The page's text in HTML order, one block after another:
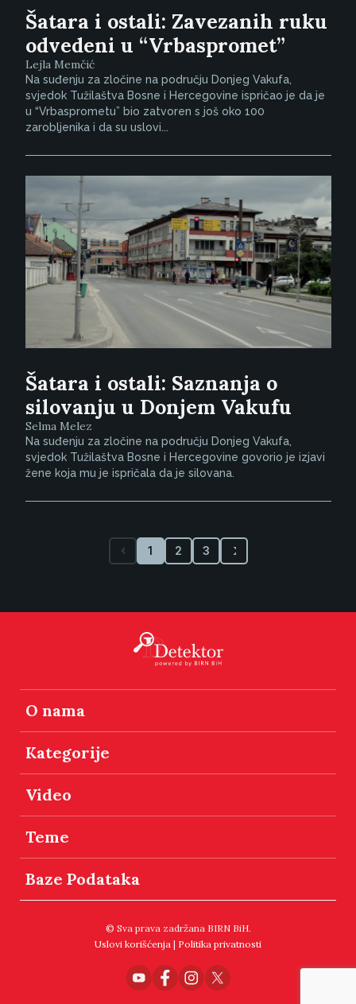
Šatara i ostali: Zavezanih ruku
odvedeni u “Vrbaspromet”
Lejla Memčić
Na suđenju za zločine na području Donjeg Vakufa,
svjedok Tužilaštva Bosne i Hercegovine ispričao je da je
u “Vrbasprometu” bio zatvoren s još oko 100
zarobljenika i da su uslovi...
Šatara i ostali: Saznanja o
silovanju u Donjem Vakufu
Selma Melez
Na suđenju za zločine na području Donjeg Vakufa,
svjedok Tužilaštva Bosne i Hercegovine govorio je izjavi
žene koja mu je ispričala da je silovana.
1 2 3
O nama
Kategorije
Video
Teme
Baze Podataka
© Sva prava zadržana BIRN BiH.
Uslovi korišćenja | Politika privatnosti